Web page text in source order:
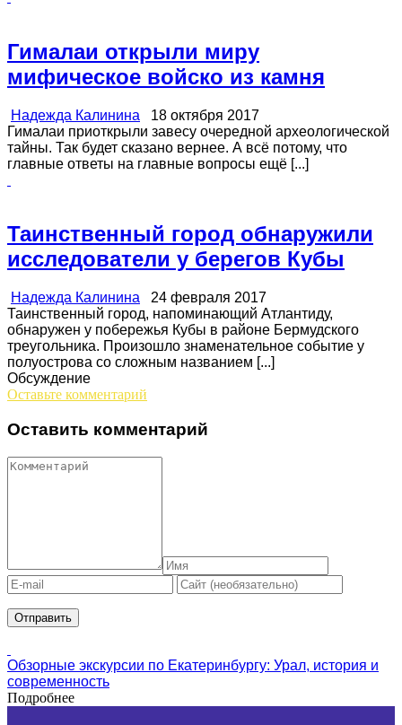
Гималаи открыли миру
мифическое войско из камня
Надежда Калинина 18 октября 2017
Гималаи приоткрыли завесу очередной археологической
тайны. Так будет сказано вернее. А всё потому, что
главные ответы на главные вопросы ещё [...]
Таинственный город обнаружили
исследователи у берегов Кубы
Надежда Калинина 24 февраля 2017
Таинственный город, напоминающий Атлантиду,
обнаружен у побережья Кубы в районе Бермудского
треугольника. Произошло знаменательное событие у
полуострова со сложным названием [...]
Обсуждение
Оставьте комментарий
Оставить комментарий
Обзорные экскурсии по Екатеринбургу: Урал, история и
современность
Подробнее